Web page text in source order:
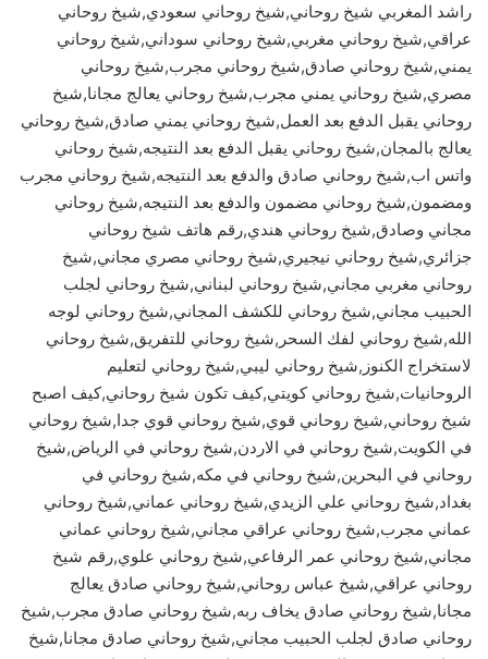
راشد المغربي شيخ روحاني,شيخ روحاني سعودي,شيخ روحاني
عراقي,شيخ روحاني مغربي,شيخ روحاني سوداني,شيخ روحاني
يمني,شيخ روحاني صادق,شيخ روحاني مجرب,شيخ روحاني
مصري,شيخ روحاني يمني مجرب,شيخ روحاني يعالج مجانا,شيخ
روحاني يقبل الدفع بعد العمل,شيخ روحاني يمني صادق,شيخ روحاني
يعالج بالمجان,شيخ روحاني يقبل الدفع بعد النتيجه,شيخ روحاني
واتس اب,شيخ روحاني صادق والدفع بعد النتيجه,شيخ روحاني مجرب
ومضمون,شيخ روحاني مضمون والدفع بعد النتيجه,شيخ روحاني
مجاني وصادق,شيخ روحاني هندي,رقم هاتف شيخ روحاني
جزائري,شيخ روحاني نيجيري,شيخ روحاني مصري مجاني,شيخ
روحاني مغربي مجاني,شيخ روحاني لبناني,شيخ روحاني لجلب
الحبيب مجاني,شيخ روحاني للكشف المجاني,شيخ روحاني لوجه
الله,شيخ روحاني لفك السحر,شيخ روحاني للتفريق,شيخ روحاني
لاستخراج الكنوز,شيخ روحاني ليبي,شيخ روحاني لتعليم
الروحانيات,شيخ روحاني كويتي,كيف تكون شيخ روحاني,كيف اصبح
شيخ روحاني,شيخ روحاني قوي,شيخ روحاني قوي جدا,شيخ روحاني
في الكويت,شيخ روحاني في الاردن,شيخ روحاني في الرياض,شيخ
روحاني في البحرين,شيخ روحاني في مكه,شيخ روحاني في
بغداد,شيخ روحاني علي الزيدي,شيخ روحاني عماني,شيخ روحاني
عماني مجرب,شيخ روحاني عراقي مجاني,شيخ روحاني عماني
مجاني,شيخ روحاني عمر الرفاعي,شيخ روحاني علوي,رقم شيخ
روحاني عراقي,شيخ عباس روحاني,شيخ روحاني صادق يعالج
مجانا,شيخ روحاني صادق يخاف ربه,شيخ روحاني صادق مجرب,شيخ
روحاني صادق لجلب الحبيب مجاني,شيخ روحاني صادق مجانا,شيخ